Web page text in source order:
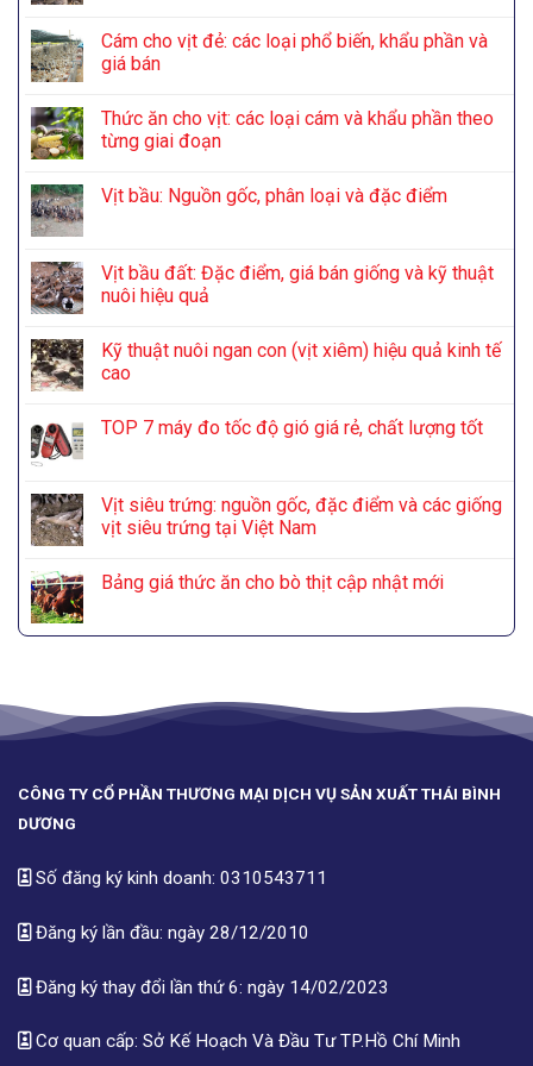
Cám cho vịt đẻ: các loại phổ biến, khẩu phần và
giá bán
Thức ăn cho vịt: các loại cám và khẩu phần theo
từng giai đoạn
Vịt bầu: Nguồn gốc, phân loại và đặc điểm
Vịt bầu đất: Đặc điểm, giá bán giống và kỹ thuật
nuôi hiệu quả
Kỹ thuật nuôi ngan con (vịt xiêm) hiệu quả kinh tế
cao
TOP 7 máy đo tốc độ gió giá rẻ, chất lượng tốt
Vịt siêu trứng: nguồn gốc, đặc điểm và các giống
vịt siêu trứng tại Việt Nam
Bảng giá thức ăn cho bò thịt cập nhật mới
CÔNG TY CỔ PHẦN THƯƠNG MẠI DỊCH VỤ SẢN XUẤT THÁI BÌNH
DƯƠNG
Số đăng ký kinh doanh: 0310543711
Đăng ký lần đầu: ngày 28/12/2010
Đăng ký thay đổi lần thứ 6: ngày 14/02/2023
Cơ quan cấp: Sở Kế Hoạch Và Đầu Tư TP.Hồ Chí Minh